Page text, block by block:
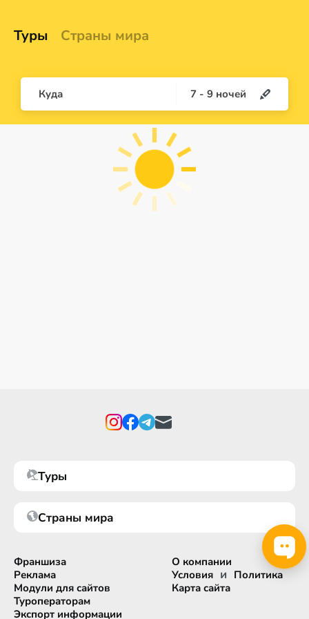
Туры Страны мира
Куда 7 - 9 ночей
Туры
Страны мира
Франшиза
Реклама
Модули для сайтов
Туроператорам
Экспорт информации
О компании
Условия и Политика
Карта сайта